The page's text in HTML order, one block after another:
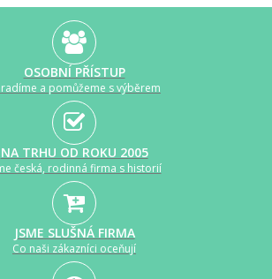
OSOBNÍ PŘÍSTUP
a pomůžeme s výběrem
NA TRHU OD ROKU 2005
česká, rodinná firma s historií
JSME SLUŠNÁ FIRMA
Co naši zákazníci oceňují